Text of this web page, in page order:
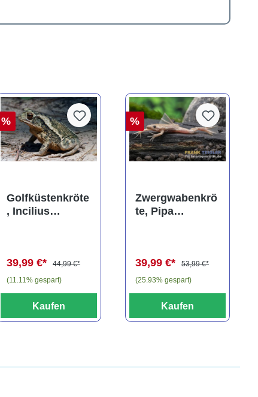
5 von 5 Sternen
%
Golfküstenkröte
, Incilius
39,99 €*
44,99 €*
(11.11% gespart)
Kaufen
%
Zwergwabenkrö
te, Pipa
39,99 €*
53,99 €*
(25.93% gespart)
Kaufen